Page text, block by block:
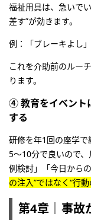
福祉用具は、急いで
差す”が効きます。
例：「ブレーキよし
これを介助前のルー
ります。
④ 教育をイベント
する
研修を年1回の座学で
5〜10分で良いので
例検討」「今日から
の注入”ではなく“行
第4章｜事故